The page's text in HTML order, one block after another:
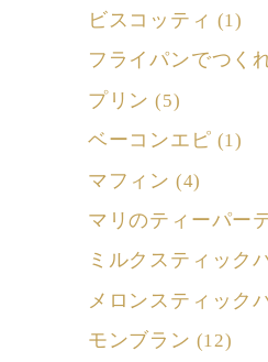
ビスコッティ (1)
フライパンでつく
プリン (5)
ベーコンエピ (1)
マフィン (4)
マリのティーパー
ミルクスティック
メロンスティック
モンブラン (12)